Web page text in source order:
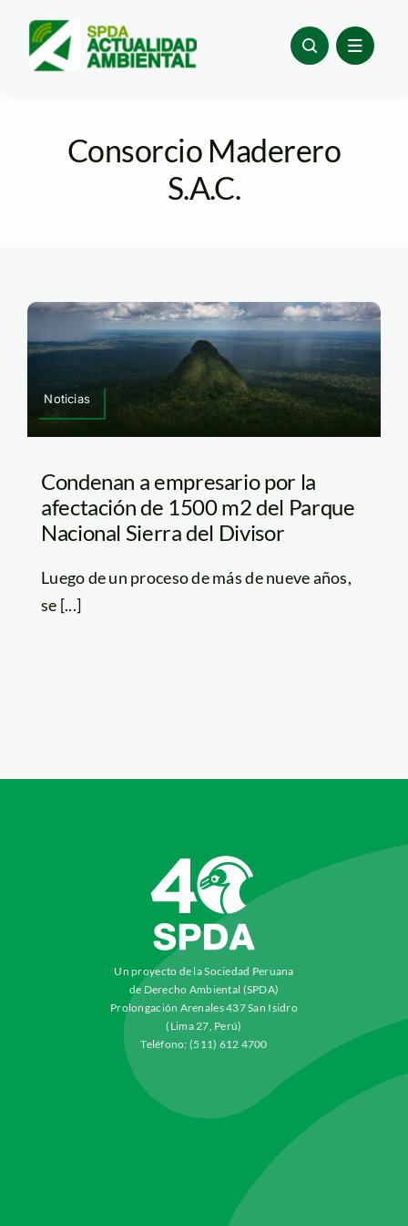
content
Consorcio Maderero
S.A.C.
Noticias
Condenan a empresario por la
afectación de 1500 m2 del Parque
Nacional Sierra del Divisor
Luego de un proceso de más de nueve años,
se [...]
Un proyecto de la Sociedad Peruana
de Derecho Ambiental (SPDA)
Prolongación Arenales 437 San Isidro
(Lima 27, Perú)
Teléfono: (511) 612 4700